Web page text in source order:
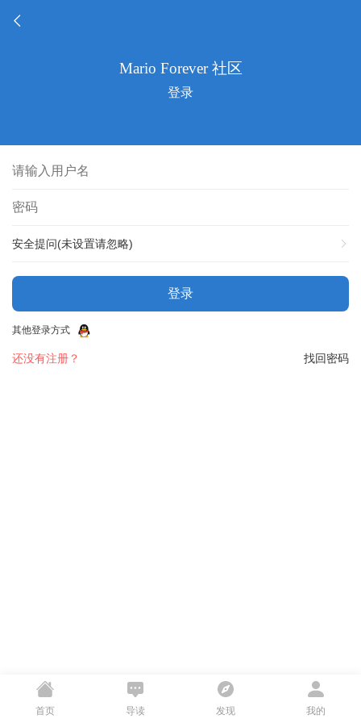
登录
安全提问(未设置请忽略)
登录
其他登录方式
找回密码
还没有注册？
首页 导读 发现 我的